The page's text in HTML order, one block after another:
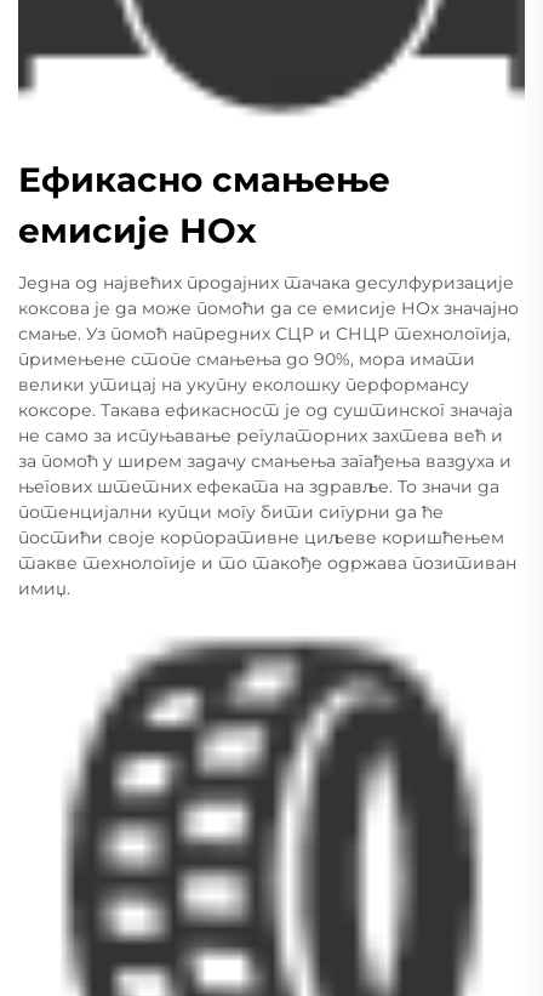
Ефикасно смањење
емисије НОх
Једна од највећих продајних тачака десулфуризације
коксова је да може помоћи да се емисије НОх значајно
смање. Уз помоћ напредних СЦР и СНЦР технологија,
примењене стопе смањења до 90%, мора имати
велики утицај на укупну еколошку перформансу
коксоре. Такава ефикасност је од суштинског значаја
не само за испуњавање регулаторних захтева већ и
за помоћ у ширем задачу смањења загађења ваздуха и
његових штетних ефеката на здравље. То значи да
потенцијални купци могу бити сигурни да ће
постићи своје корпоративне циљеве коришћењем
такве технологије и то такође одржава позитиван
имиџ.